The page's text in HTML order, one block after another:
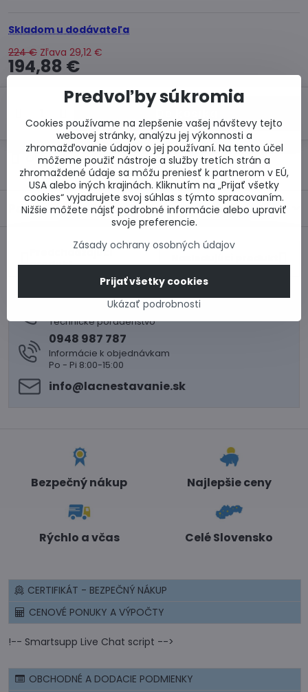
Skladom u dodávateľa
224 € Zľava 29,12 €
194,88 €
Otázka k produktu Doručenia
Popis
Predchádzajúci
produkt
0917 969 003
Technické poradenstvo
0948 987 787
Informácie k objednávkam
Po - Pi 8:00-15:00
info​@lacnestavanie​.sk
Bezpečný nákup Najlepšie ceny
Rýchlo a včas Celé Slovensko
CERTIFIKÁT - BEZPEČNÝ NÁKUP
CENOVÉ PONUKY A VÝPOČTY
!-- Smartsupp Live Chat script -->
OBCHODNÉ A DODACIE PODMIENKY
Predvoľby súkromia
Cookies používame na zlepšenie vašej návštevy tejto
webovej stránky, analýzu jej výkonnosti a
zhromažďovanie údajov o jej používaní. Na tento účel
môžeme použiť nástroje a služby tretích strán a
zhromaždené údaje sa môžu preniesť k partnerom v EÚ,
USA alebo iných krajinách. Kliknutím na „Prijať všetky
cookies“ vyjadrujete svoj súhlas s týmto spracovaním.
Nižšie môžete nájsť podrobné informácie alebo upraviť
svoje preferencie.
Zásady ochrany osobných údajov
Ukázať podrobnosti
Prijať všetky cookies